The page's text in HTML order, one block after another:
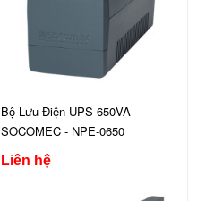
Bộ Lưu Điện UPS 650VA
SOCOMEC - NPE-0650
Liên hệ